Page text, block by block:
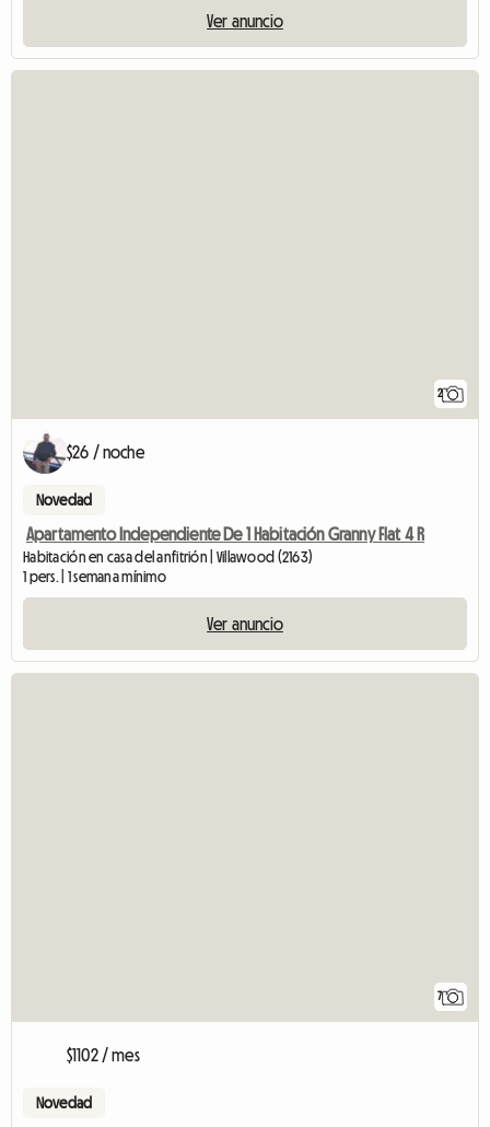
Ver anuncio
2
$26 / noche
Novedad
Apartamento Independiente De 1 Habitación Granny Flat 4 R
Habitación en casa del anfitrión | Villawood (2163)
1 pers. | 1 semana mínimo
Ver anuncio
7
$1102 / mes
Novedad